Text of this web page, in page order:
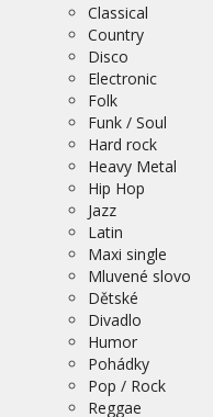
Classical
Country
Disco
Electronic
Folk
Funk / Soul
Hard rock
Heavy Metal
Hip Hop
Jazz
Latin
Maxi single
Mluvené slovo
Dětské
Divadlo
Humor
Pohádky
Pop / Rock
Reggae